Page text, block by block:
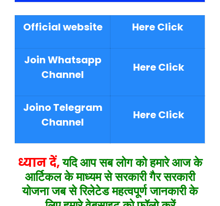
Official website Here Click
Join Whatsapp
Channel
Here Click
Joino Telegram
Channel
Here Click
ध्यान दें, यदि आप सब लोग को हमारे आज के
आर्टिकल के माध्यम सेसरकारी गैर सरकारी
योजना जब से रिलेटेड महत्वपूर्ण जानकारी के